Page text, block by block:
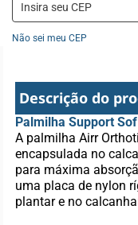
Não sei meu CEP
Descrição do
Palmilha Support
A palmilha Airr
encapsulada no
para máxima
uma placa de nylon
plantar e no